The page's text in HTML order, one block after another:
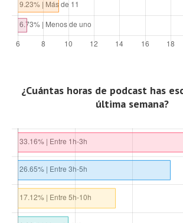
¿Cuántas horas de podcast has
última semana?